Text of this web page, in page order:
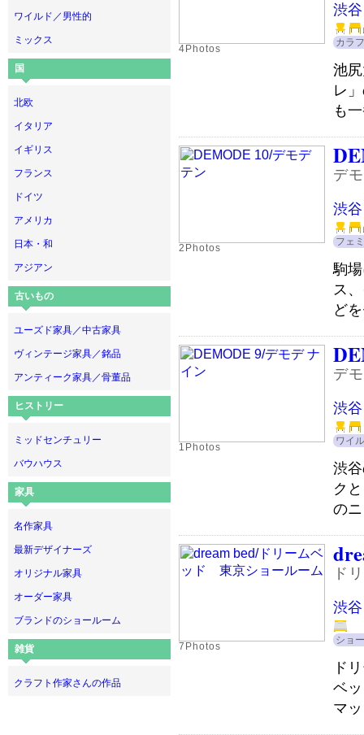
ワイルド／男性的
ミックス
国
北欧
イタリア
イギリス
フランス
ドイツ
アメリカ
日本・和
アジアン
古いもの
ユーズド家具／中古家具
ヴィンテージ家具／銘品
アンティーク家具／骨董品
ヒストリー
ミッドセンチュリー
バウハウス
家具
名作家具
最新デザイナーズ
オリジナル家具
オーダー家具
ブランドのショールーム
雑貨
クラフト作家さんの作品
4Photos
渋谷
カラ
池
レ
も
2Photos
デ
渋谷
フェ
駒
ス
ど
1Photos
デ
渋谷
ワイ
渋
ク
の
7Photos
ド
渋谷
ショ
ド
ベ
マ